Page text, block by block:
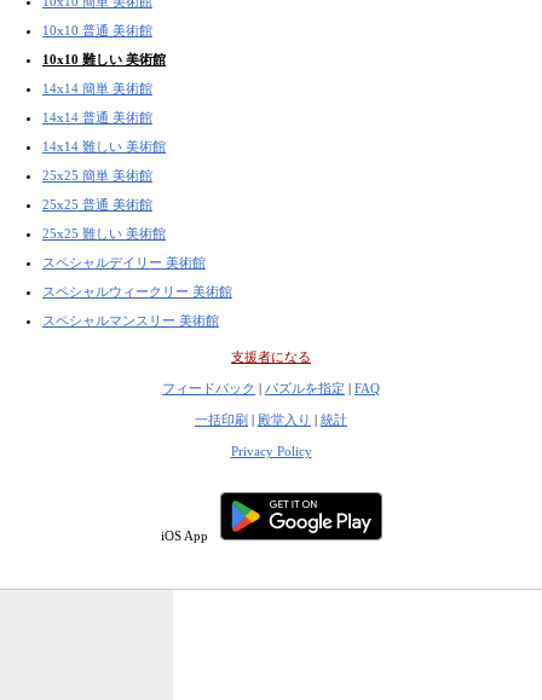
10x10 普通 美術館
10x10 難しい 美術館
14x14 簡単 美術館
14x14 普通 美術館
14x14 難しい 美術館
25x25 簡単 美術館
25x25 普通 美術館
25x25 難しい 美術館
スペシャルデイリー 美術館
スペシャルウィークリー 美術館
スペシャルマンスリー 美術館
支援者になる
フィードバック | パズルを指定 | FAQ
一括印刷 | 殿堂入り | 統計
Privacy Policy
iOS App